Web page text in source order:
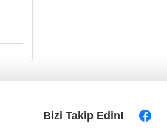
Bizi Takip Edin!